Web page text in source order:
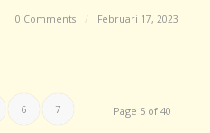
0 Comments / Februari 17, 2023
Page 5 of 40
6 7